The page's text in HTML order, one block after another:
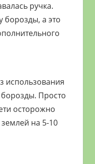
ручка.
борозды, а это
использования
Просто
осторожно
на 5-10